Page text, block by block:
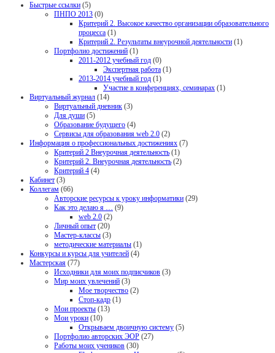
Быстрые ссылки (5)
ПНПО 2013 (0)
Критерий 2. Высокое качество организации образовательного
процесса (1)
Критерий 2. Результаты внеурочной деятельности (1)
Портфолио достижений (1)
2011-2012 учебный год (0)
Экспертная работа (1)
2013-2014 учебный год (1)
Участие в конференциях, семинарах (1)
Виртуальный журнал (14)
Виртуальный дневник (3)
Для души (5)
Образование будущего (4)
Сервисы для образования web 2.0 (2)
Информация о профессиональных достижениях (7)
Критерий 2 Внеурочная деятельность (1)
Критерий 2. Внеурочная деятельность (2)
Критерий 4 (4)
Кабинет (3)
Коллегам (66)
Авторские ресурсы к уроку информатики (29)
Как это делаю я … (9)
web 2.0 (2)
Личный опыт (20)
Мастер-классы (3)
методические материалы (1)
Конкурсы и курсы для учителей (4)
Мастерская (77)
Исходники для моих подписчиков (3)
Мир моих увлечений (3)
Мое творчество (2)
Стоп-кадр (1)
Мои проекты (13)
Мои уроки (10)
Открываем двоичную систему (5)
Портфолио авторских ЭОР (27)
Работы моих учеников (30)